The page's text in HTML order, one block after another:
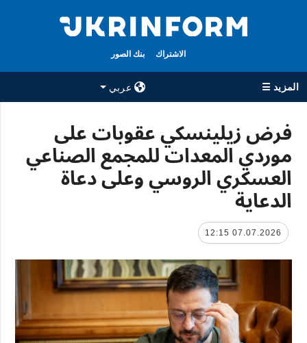
الاشتراك بنك الصور
المزيد ☰
عربي
جميع الأقسام
حرب
سياسة
اقتصاد
تعافي أوكرانيا
مجتمع
رياضة
الوكالة
معلومات عن
الوكالة
الشخصية
المزيد خدمات
فرض زيلينسكي عقوبات على
موردي المعدات للمجمع الصناعي
العسكري الروسي وعلى دعاة
الدعاية
07.07.2026 12:15